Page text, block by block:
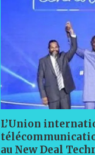
L’Union
au New Deal